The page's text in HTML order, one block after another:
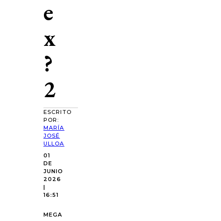
e
x
?
2
ESCRITO
POR:
MARÍA
JOSÉ
ULLOA
01
DE
JUNIO
2026
|
16:51
MEGA